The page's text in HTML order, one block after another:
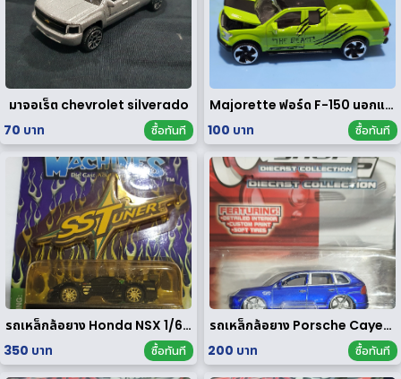
มาจอเร็ต chevrolet silverado
70 บาท
ซื้อทันที
Majorette ฟอร์ด F-150 นอกแพค
100 บาท
ซื้อทันที
รถเหล็กล้อยาง Honda NSX 1/64 ของ rare
350 บาท
ซื้อทันที
รถเหล็กล้อยาง Porsche Cayenne Turbo 1/64
200 บาท
ซื้อทันที